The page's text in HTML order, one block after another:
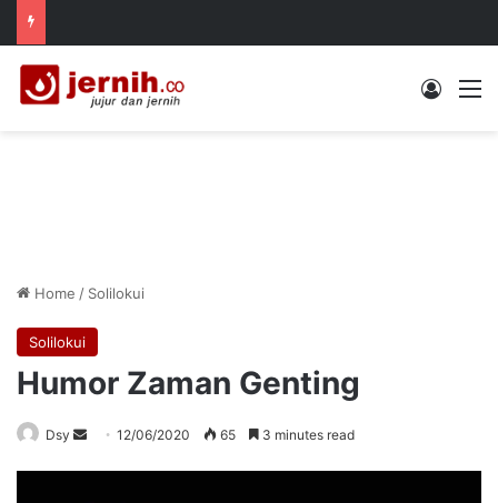
Log In
Home / Solilokui
Solilokui
Humor Zaman Genting
Dsy
Send12/06/2020 65 3 minutes read